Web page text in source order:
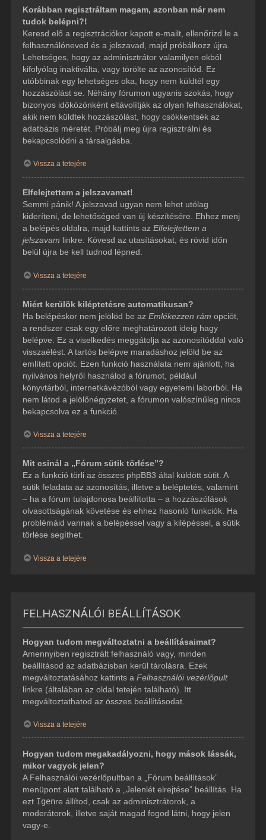
Korábban regisztráltam magam, azonban már nem
tudok belépni?!
Keresd elő a regisztrációkor kapott e-mailt, ellenőrizd le a
felhasználóneved és a jelszavad, majd próbálkozz újra.
Lehetséges, hogy az adminisztrátor valamilyen okból
kifolyólag inaktiválta, vagy törölte az azonosítód. Ez
utóbbinak egy lehetséges oka, hogy nem küldtél egy
hozzászólást se. Néhány fórumon ugyanis szokás, hogy
bizonyos időközönként eltávolítják az olyan felhasználókat,
akik nem küldtek hozzászólást, hogy csökkentsék az
adatbázis méretét. Próbálj meg újra regisztrálni és
bekapcsolódni a társalgásba.
Vissza a tetejére
Elfelejtettem a jelszavamat!
Semmi pánik! A jelszavad ugyan nem lehet utólag
kideríteni, de lehetőséged van új készítésére. Ehhez menj
a belépés oldalra, majd kattints az Elfelejtettem a
jelszavam linkre. Kövesd az utasításokat, és rövid időn
belül újra be kell tudnod lépned.
Vissza a tetejére
Miért kerülök kiléptetésre automatikusan?
Ha belépéskor nem jelölöd be az Emlékezzen rám opciót,
a rendszer csak egy előre meghatározott ideig hagy
belépve. Ez a viselkedés meggátolja az azonosítóddal való
visszaélést. A tartós belépve maradáshoz jelöld be az
említett opciót. Ezen funkció használata nem ajánlott, ha
nyilvános helyről használod a fórumot, például
könyvtárból, internetkávézóból vagy egyetemi laborból. Ha
nem látod a jelölőnégyzetet, a fórumon valószínűleg nincs
bekapcsolva ez a funkció.
Vissza a tetejére
Mit csinál a „Fórum sütik törlése”?
Ez a funkció törli az összes phpBB3 által küldött sütit. A
sütik feladata az azonosítás, illetve a beléptetés, valamint
– ha a fórum tulajdonosa beállította – a hozzászólások
olvasottságának követése és ehhez hasonló funkciók. Ha
problémáid vannak a belépéssel vagy a kilépéssel, a sütik
törlése segíthet.
Vissza a tetejére
FELHASZNÁLÓI BEÁLLÍTÁSOK
Hogyan tudom megváltoztatni a beállításaimat?
Amennyiben regisztrált felhasználó vagy, minden
beállításod az adatbázisban kerül tárolásra. Ezek
megváltoztatásához kattints a Felhasználói vezérlőpult
linkre (általában az oldal tetején található). Itt
megváltoztathatod az összes beállításodat.
Vissza a tetejére
Hogyan tudom megakadályozni, hogy mások lássák,
mikor vagyok jelen?
A Felhasználói vezérlőpultban a „Fórum beállítások”
menüpont alatt található a „Jelenlét elrejtése” beállítás. Ha
ezt Igenre állítod, csak az adminisztrátorok, a
moderátorok, illetve saját magad fogod látni, hogy jelen
vagy-e.